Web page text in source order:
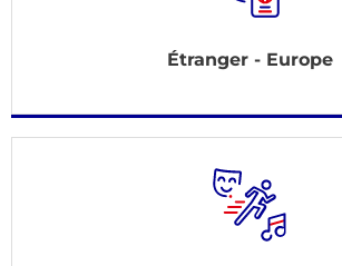
Étranger - Europe